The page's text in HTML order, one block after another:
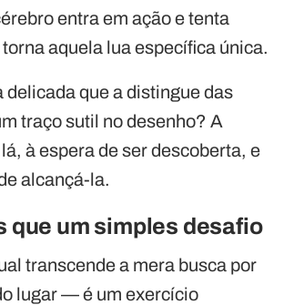
entra em ação e tenta
aquela lua específica única.
delicada que a distingue das
traço sutil no desenho? A
à espera de ser descoberta, e
alcançá-la.
que um simples desafio
transcende a mera busca por
lugar — é um exercício